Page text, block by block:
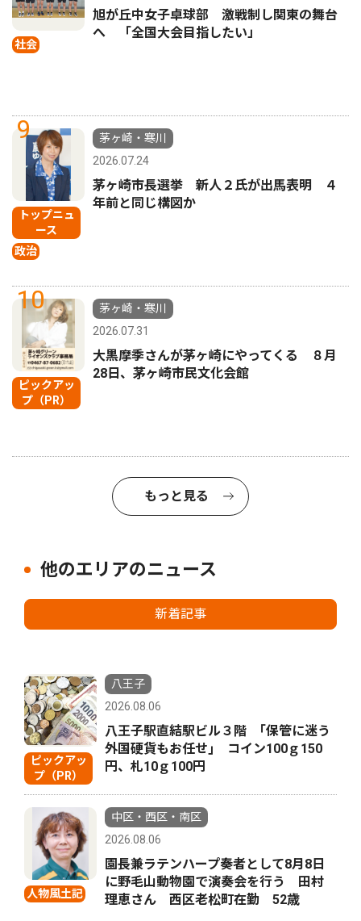
社会
旭が丘中女子卓球部 激戦制し関東の舞台
へ 「全国大会目指したい」
9
トップニュ
ース
政治
茅ヶ崎・寒川
2026.07.24
茅ヶ崎市長選挙 新人２氏が出馬表明 ４
年前と同じ構図か
10
ピックアッ
プ（PR）
茅ヶ崎・寒川
2026.07.31
大黒摩季さんが茅ヶ崎にやってくる ８月
28日、茅ヶ崎市民文化会館
もっと見る
他のエリアのニュース
新着記事
ピックアッ
プ（PR）
八王子
2026.08.06
八王子駅直結駅ビル３階 ｢保管に迷う
外国硬貨もお任せ｣ コイン100ｇ150
円、札10ｇ100円
人物風土記
中区・西区・南区
2026.08.06
園長兼ラテンハープ奏者として8月8日
に野毛山動物園で演奏会を行う 田村
理恵さん 西区老松町在勤 52歳